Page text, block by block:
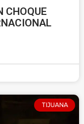
CHOQUE
TIJUANA